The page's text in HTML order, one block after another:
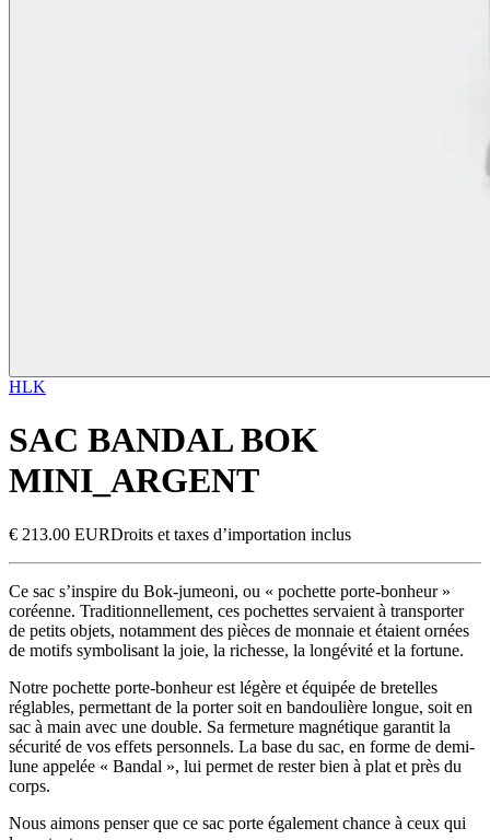
HLK
SAC BANDAL BOK
MINI_ARGENT
€ 213.00 EURDroits et taxes d’importation inclus
Ce sac s’inspire du Bok-jumeoni, ou « pochette porte-bonheur »
coréenne. Traditionnellement, ces pochettes servaient à transporter
de petits objets, notamment des pièces de monnaie et étaient ornées
de motifs symbolisant la joie, la richesse, la longévité et la fortune.
Notre pochette porte-bonheur est légère et équipée de bretelles
réglables, permettant de la porter soit en bandoulière longue, soit en
sac à main avec une double. Sa fermeture magnétique garantit la
sécurité de vos effets personnels. La base du sac, en forme de demi-
lune appelée « Bandal », lui permet de rester bien à plat et près du
corps.
Nous aimons penser que ce sac porte également chance à ceux qui